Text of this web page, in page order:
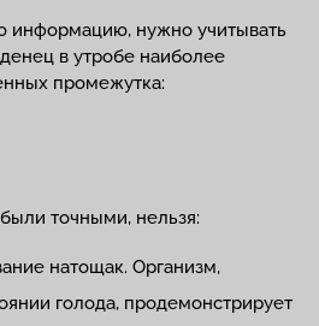
информацию, нужно учитывать
в утробе наиболее
промежутка:
точными, нельзя:
натощак. Организм,
голода, продемонстрирует